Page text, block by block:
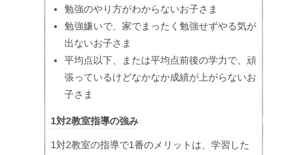
勉強のやり方がわからないお子さま
勉強嫌いで、家でまったく勉強せずやる気が
出ないお子さま
平均点以下、または平均点前後の学力で、頑
張っているけどなかなか成績が上がらないお
子さま
1対2教室指導の強み
1対2教室の指導で1番のメリットは、学習した